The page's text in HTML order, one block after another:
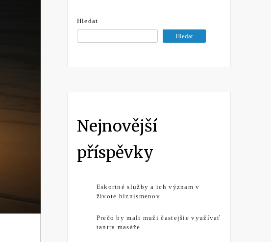
Hledat
Hledat
Nejnovější
příspěvky
Eskortné služby a ich význam v
živote biznismenov
Prečo by mali muži častejšie využívať
tantra masáže